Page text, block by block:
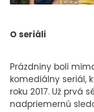
O seriáli
Prázdniny boli
komediálny seriál,
roku 2017. Už prvá
nadpriemernú